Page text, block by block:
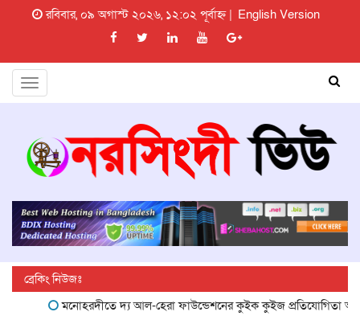
রবিবার, ০৯ অগাস্ট ২০২৬, ১২:০২ পূর্বাহ্ন | English Version
Toggle
ব্রেকিং নিউজঃ
মনোহরদীতে দ্য আল-হেরা ফাউন্ডেশনের কুইক কুইজ প্রতিযোগিতা অনুষ্ঠিত